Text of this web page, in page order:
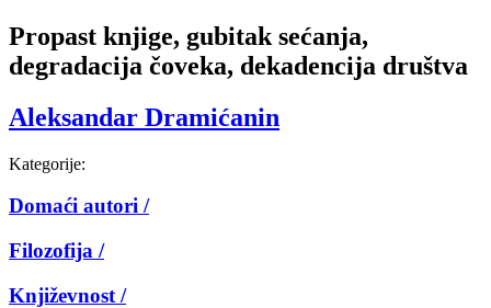
Propast knjige, gubitak sećanja,
degradacija čoveka, dekadencija društva
Aleksandar Dramićanin
Kategorije:
Domaći autori /
Filozofija /
Književnost /